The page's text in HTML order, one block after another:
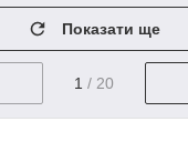
Показати ще
1 / 20